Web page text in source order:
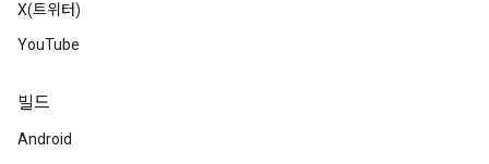
X(트위터)
YouTube
빌드
Android